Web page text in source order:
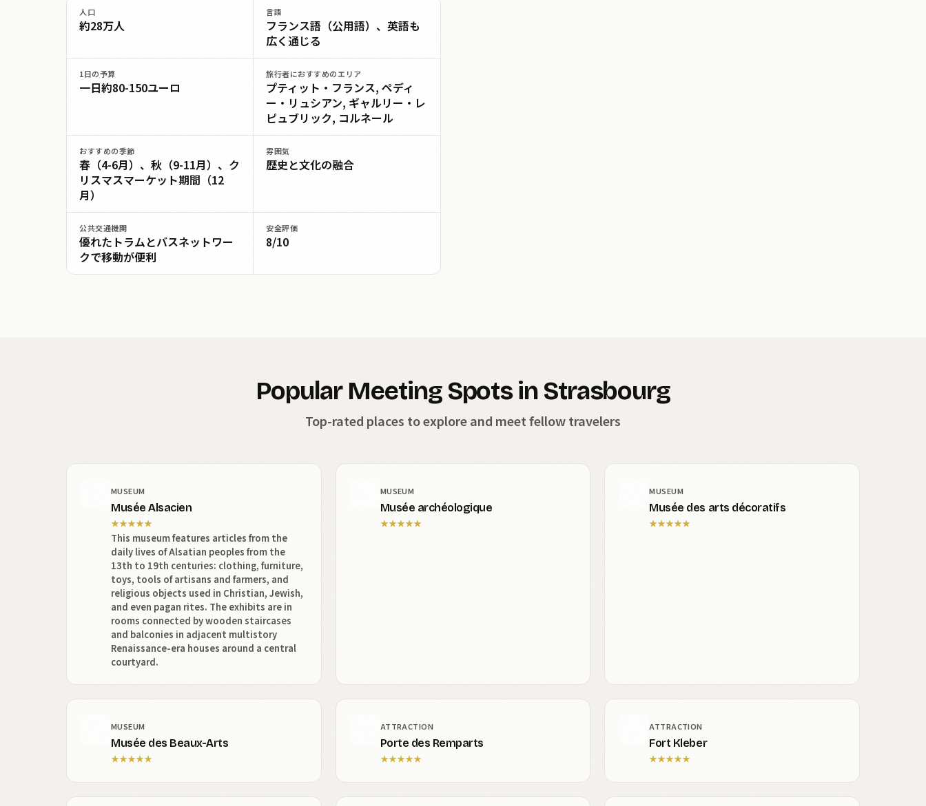
人口
約28万人
言語
フランス語（公用語）、英語も
広く通じる
1日の予算
一日約80-150ユーロ
旅行者におすすめのエリア
プティット・フランス, ペディ
ー・リュシアン, ギャルリー・レ
ピュブリック, コルネール
おすすめの季節
春（4-6月）、秋（9-11月）、ク
リスマスマーケット期間（12
月）
雰囲気
歴史と文化の融合
公共交通機関
優れたトラムとバスネットワー
クで移動が便利
安全評価
8/10
Popular Meeting Spots in Strasbourg
Top-rated places to explore and meet fellow travelers
MUSEUM
Musée Alsacien
★★★★★
This museum features articles from the
daily lives of Alsatian peoples from the
13th to 19th centuries: clothing, furniture,
toys, tools of artisans and farmers, and
religious objects used in Christian, Jewish,
and even pagan rites. The exhibits are in
rooms connected by wooden staircases
and balconies in adjacent multistory
Renaissance-era houses around a central
courtyard.
MUSEUM
Musée archéologique
★★★★★
MUSEUM
Musée des arts décoratifs
★★★★★
MUSEUM
Musée des Beaux-Arts
★★★★★
ATTRACTION
Porte des Remparts
★★★★★
ATTRACTION
Fort Kleber
★★★★★